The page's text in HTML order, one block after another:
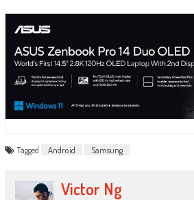
Tagged Android Samsung
Victor Ng